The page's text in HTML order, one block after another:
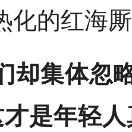
化的红海
却集体忽
是年轻